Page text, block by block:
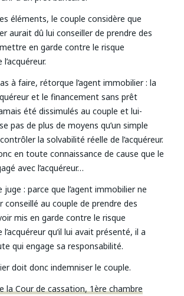
éléments, le couple considère que
aurait dû lui conseiller de prendre des
en garde contre le risque
à faire, rétorque l’agent immobilier : la
et le financement sans prêt
été dissimulés au couple et lui-
pas de plus de moyens qu’un simple
la solvabilité réelle de l’acquéreur.
en toute connaissance de cause que le
avec l’acquéreur…
: parce que l’agent immobilier ne
conseillé au couple de prendre des
mis en garde contre le risque
l’acquéreur qu’il lui avait présenté, il a
qui engage sa responsabilité.
doit donc indemniser le couple.
la Cour de cassation, 1ère chambre